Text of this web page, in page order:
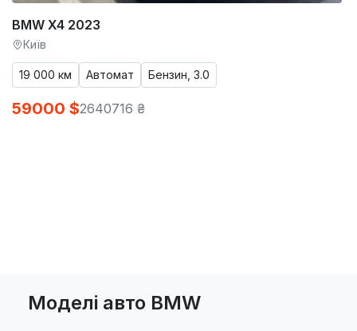
BMW X4 2023
Київ
19 000 км Автомат Бензин, 3.0
59000 $2640716 ₴
Моделі авто BMW